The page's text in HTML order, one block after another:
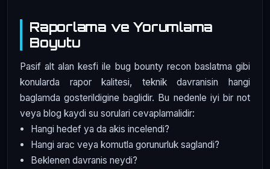
Raporlama ve Yorumlama
Boyutu
Pasif alt alan kesfi ile bug bounty recon baslatma gibi
konularda rapor kalitesi, teknik davranisin hangi
baglamda gosterildigine baglidir. Bu nedenle iyi bir not
veya blog kaydi su sorulari cevaplamalidir:
Hangi hedef ya da akis incelendi?
Hangi arac veya komutla gorunurluk saglandi?
Beklenen davranis neydi?